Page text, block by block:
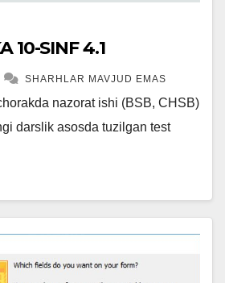
10-SINF 4.1
SHARHLAR MAVJUD EMAS
nazorat ishi (BSB, CHSB)
darslik asosda tuzilgan test